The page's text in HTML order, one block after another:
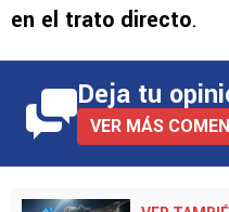
legado personal.
en su gestión,
en el trato directo.
Deja tu